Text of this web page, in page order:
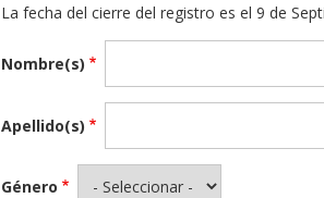
La fecha del cierre del registro es el 9 de
Nombre(s)
Apellido(s)
Género